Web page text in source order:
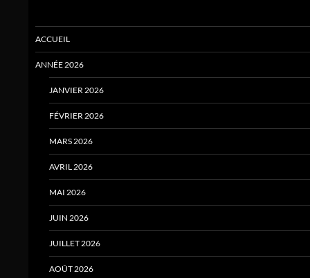
ACCUEIL
ANNÉE 2026
JANVIER 2026
FÉVRIER 2026
MARS 2026
AVRIL 2026
MAI 2026
JUIN 2026
JUILLET 2026
AOÛT 2026